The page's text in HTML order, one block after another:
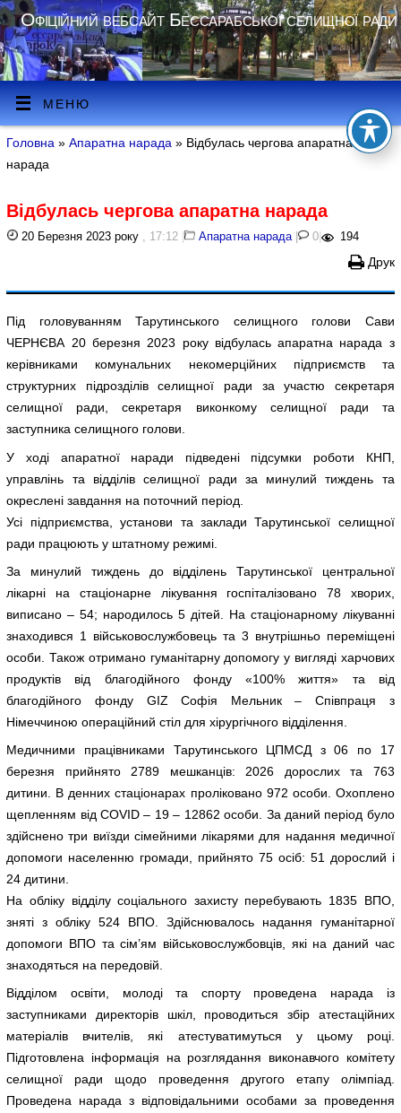
Офіційний вебсайт Бессарабської селищної ради
МЕНЮ
Головна »Апаратна нарада » Відбулась чергова апаратна
нарада
Відбулась чергова апаратна нарада
20 Березня 2023 року , 17:12 | Апаратна нарада| 0 | 194
Друк
Під головуванням Тарутинського селищного голови Сави
ЧЕРНЄВА 20 березня 2023 року відбулась апаратна нарада з
керівниками комунальних некомерційних підприємств та
структурних підрозділів селищної ради за участю секретаря
селищної ради, секретаря виконкому селищної ради та
заступника селищного голови.
У ході апаратної наради підведені підсумки роботи КНП,
управлінь та відділів селищної ради за минулий тиждень та
окреслені завдання на поточний період.
Усі підприємства, установи та заклади Тарутинської селищної
ради працюють у штатному режимі.
За минулий тиждень до відділень Тарутинської центральної
лікарні на стаціонарне лікування госпіталізовано 78 хворих,
виписано – 54; народилось 5 дітей. На стаціонарному лікуванні
знаходився 1 військовослужбовець та 3 внутрішньо переміщені
особи. Також отримано гуманітарну допомогу у вигляді харчових
продуктів від благодійного фонду «100% життя» та від
благодійного фонду GIZ Софія Мельник – Співпраця з
Німеччиною операційний стіл для хірургічного відділення.
Медичними працівниками Тарутинського ЦПМСД з 06 по 17
березня прийнято 2789 мешканців: 2026 дорослих та 763
дитини. В денних стаціонарах проліковано 972 особи. Охоплено
щепленням від COVID – 19 – 12862 особи. За даний період було
здійснено три виїзди сімейними лікарями для надання медичної
допомоги населенню громади, прийнято 75 осіб: 51 дорослий і
24 дитини.
На обліку відділу соціального захисту перебувають 1835 ВПО,
зняті з обліку 524 ВПО. Здійснювалось надання гуманітарної
допомоги ВПО та сім’ям військовослужбовців, які на даний час
знаходяться на передовій.
Відділом освіти, молоді та спорту проведена нарада із
заступниками директорів шкіл, проводиться збір атестаційних
матеріалів вчителів, які атестуватимуться у цьому році.
Підготовлена інформація на розглядання виконавчого комітету
селищної ради щодо проведення другого етапу олімпіад.
Проведена нарада з відповідальними особами за проведення